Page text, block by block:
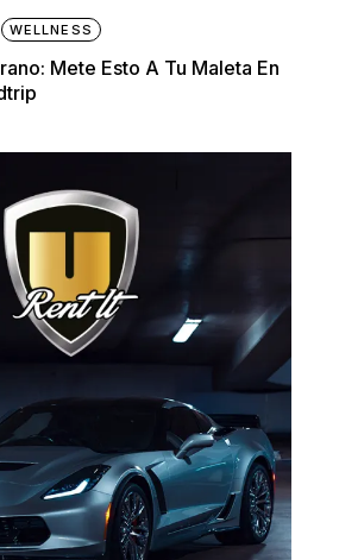
WELLNESS
Mete Esto A Tu Maleta En